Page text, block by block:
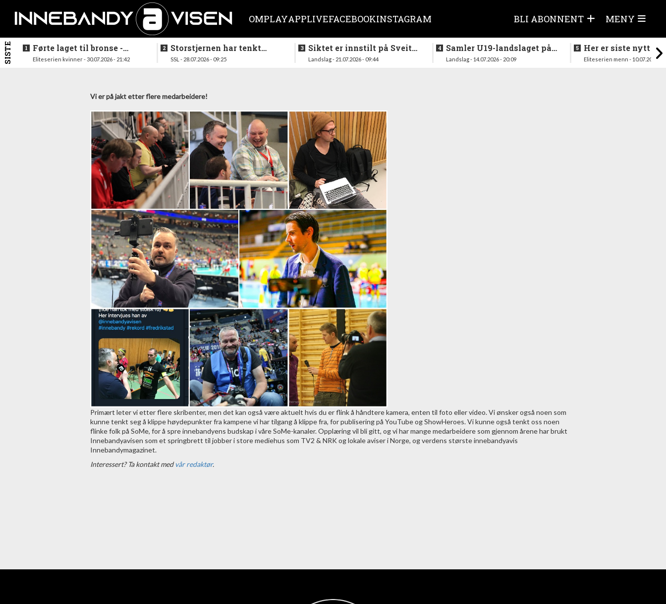
OMPLAYAPPLIVEFACEBOOKINSTAGRAM BLI ABONNENT MENY
SISTE
Førte laget til bronse -
trenerduoen ferdige i
Eliteserien kvinner - 30.07.2026 - 21:42
Storstjernen har tenkt
ferdig - legger køllen på
SSL - 28.07.2026 - 09:25
Siktet er innstilt på Sveits
i mai
Landslag - 21.07.2026 - 09:44
Samler U19-landslaget på
nytt i august
Landslag - 14.07.2026 - 20:09
Her er siste nytt
season
Eliteserien menn - 10.07.2026 -
Vi er på jakt etter flere medarbeidere!
Primært leter vi etter flere skribenter, men det kan også være aktuelt hvis du er flink å håndtere kamera, enten til foto eller video. Vi ønsker også noen som
kunne tenkt seg å klippe høydepunkter fra kampene vi har tilgang å klippe fra, for publisering på YouTube og ShowHeroes. Vi kunne også tenkt oss noen
flinke folk på SoMe, for å spre innebandyens budskap i våre SoMe-kanaler. Opplæring vil bli gitt, og vi har mange medarbeidere som gjennom årene har brukt
Innebandyavisen som et springbrett til jobber i store mediehus som TV2 & NRK og lokale aviser i Norge, og verdens største innebandyavis
Innebandymagazinet.
Interessert? Ta kontakt med vår redaktør.